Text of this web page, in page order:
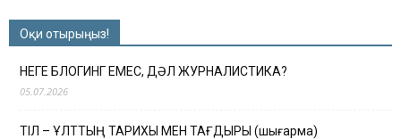
Оқи отырыңыз!
НЕГЕ БЛОГИНГ ЕМЕС, ДӘЛ ЖУРНАЛИСТИКА?
05.07.2026
ТІЛ – ҰЛТТЫҢ ТАРИХЫ МЕН ТАҒДЫРЫ (шығарма)